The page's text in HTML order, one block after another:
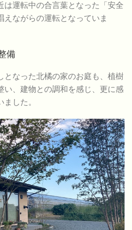
は運転中の合言葉となった「安全
えながらの運転となっていま
備
となった北橘の家のお庭も、植樹
い、建物との調和を感じ、更に感
した。